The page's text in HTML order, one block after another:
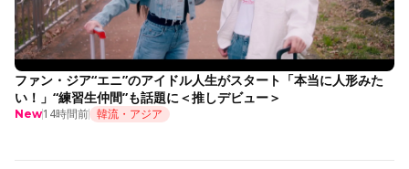
ファン・ジア“エニ”のアイドル人生がスタート「本当に人形みた
い！」“練習生仲間”も話題に＜推しデビュー＞
New14時間前 韓流・アジア